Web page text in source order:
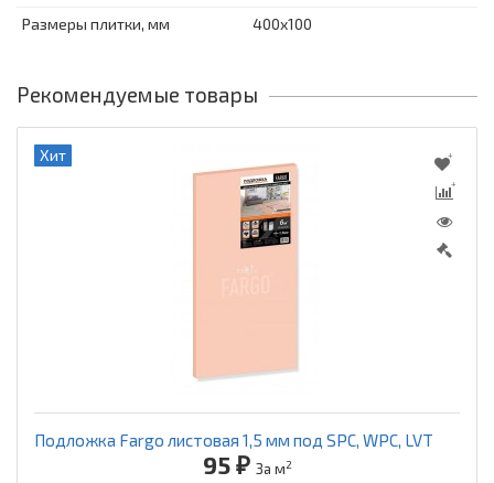
Размеры плитки, мм
400x100
Рекомендуемые товары
Хит
Подложка Fargo листовая 1,5 мм под SPC, WPC, LVT
95 ₽ За м2